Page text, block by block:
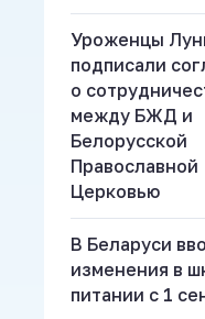
Уроженцы
подписали
о
между БЖД и
Белорусской
Православной
Церковью
В Беларуси
изменения в
питании с 1